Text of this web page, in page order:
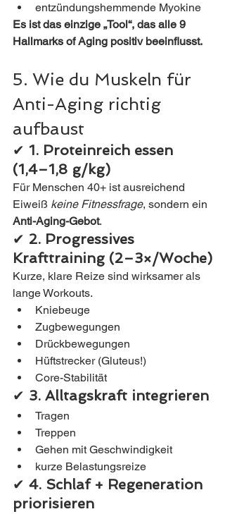
entzündungshemmende Myokine
Es ist das einzige „Tool“, das alle 9
Hallmarks of Aging positiv beeinflusst.
5. Wie du Muskeln für
Anti-Aging richtig
aufbaust
✔ 1. Proteinreich essen
(1,4–1,8 g/kg)
Für Menschen 40+ ist ausreichend
Eiweiß keine Fitnessfrage, sondern ein
Anti-Aging-Gebot.
✔ 2. Progressives
Krafttraining (2–3×/Woche)
Kurze, klare Reize sind wirksamer als
lange Workouts.
Kniebeuge
Zugbewegungen
Drückbewegungen
Hüftstrecker (Gluteus!)
Core-Stabilität
✔ 3. Alltagskraft integrieren
Tragen
Treppen
Gehen mit Geschwindigkeit
kurze Belastungsreize
✔ 4. Schlaf + Regeneration
priorisieren